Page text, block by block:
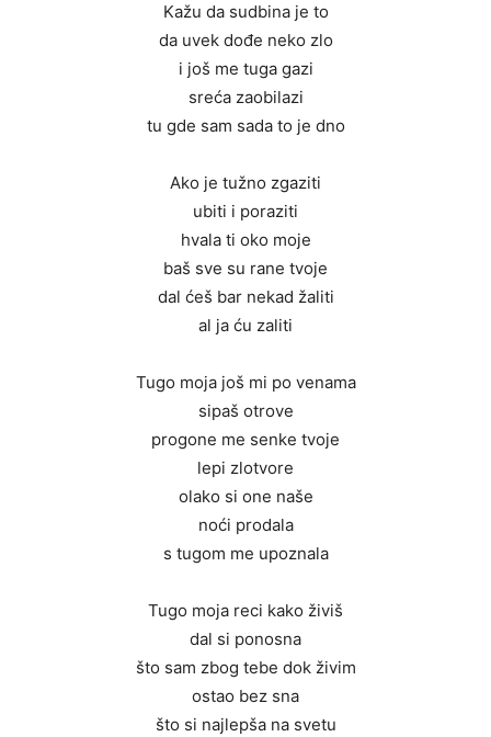
Kažu da sudbina je to
da uvek dođe neko zlo
i još me tuga gazi
sreća zaobilazi
tu gde sam sada to je dno
Ako je tužno zgaziti
ubiti i poraziti
hvala ti oko moje
baš sve su rane tvoje
dal ćeš bar nekad žaliti
al ja ću zaliti
Tugo moja još mi po venama
sipaš otrove
progone me senke tvoje
lepi zlotvore
olako si one naše
noći prodala
s tugom me upoznala
Tugo moja reci kako živiš
dal si ponosna
što sam zbog tebe dok živim
ostao bez sna
što si najlepša na svetu